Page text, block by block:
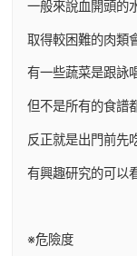
一般來說血開頭的
取得較困難的肉類
有一些蔬菜是跟詠
但不是所有的食譜
反正就是出門前先
有興趣研究的可以
※危險度